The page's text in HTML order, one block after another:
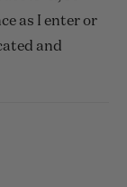
as I enter or
This